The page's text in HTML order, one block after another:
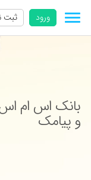
ورود ثبت
بانک اس ام
و پیامک